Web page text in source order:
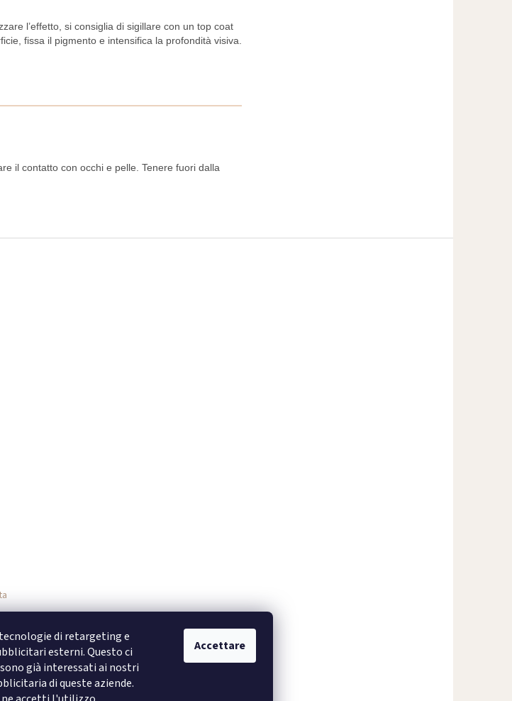
di retargeting e
esterni. Questo ci
già interessati ai nostri
di queste aziende.
Accettare
l’effetto, si consiglia di sigillare con un top coat
fissa il pigmento e intensifica la profondità visiva.
il contatto con occhi e pelle. Tenere fuori dalla
Facebook
Google